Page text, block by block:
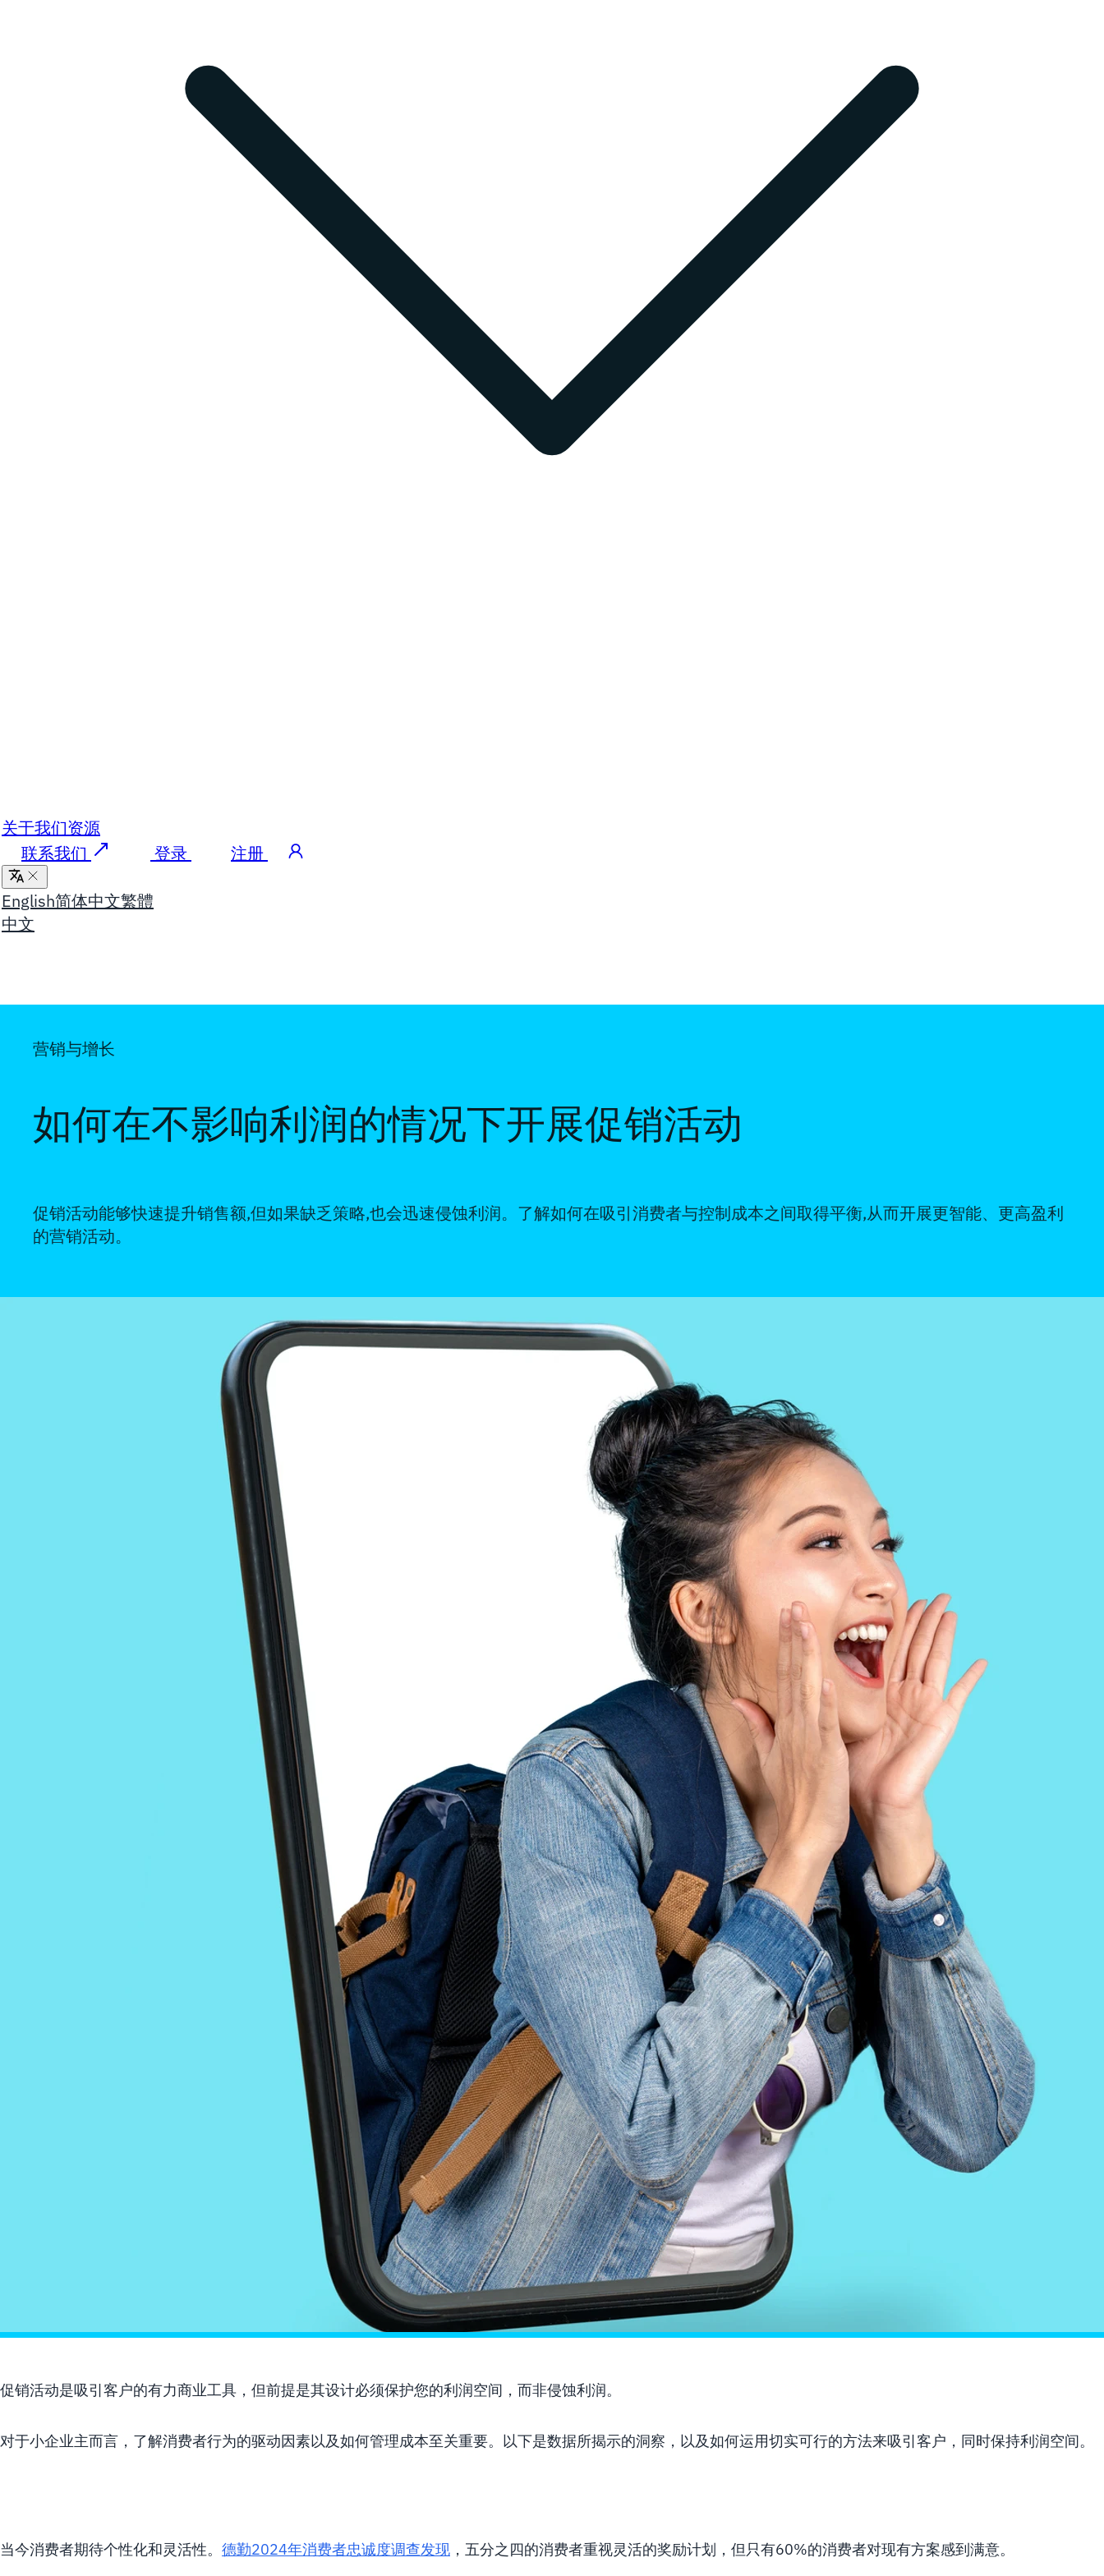
关于我们资源
联系我们
登录 注册
English简体中文繁體
中文
营销与增长
如何在不影响利润的情况下开展促销活动
促销活动能够快速提升销售额,但如果缺乏策略,也会迅速侵蚀利润。了解如何在吸引消费者与控制成本之间取得平衡,从而开展更智能、更高盈利
的营销活动。
促销活动是吸引客户的有力商业工具，但前提是其设计必须保护您的利润空间，而非侵蚀利润。
对于小企业主而言，了解消费者行为的驱动因素以及如何管理成本至关重要。以下是数据所揭示的洞察，以及如何运用切实可行的方法来吸引客户，同时保持利润空间。
当今消费者期待个性化和灵活性。 德勤2024年消费者忠诚度调查发现 ，五分之四的消费者重视灵活的奖励计划，但只有60%的消费者对现有方案感到满意。